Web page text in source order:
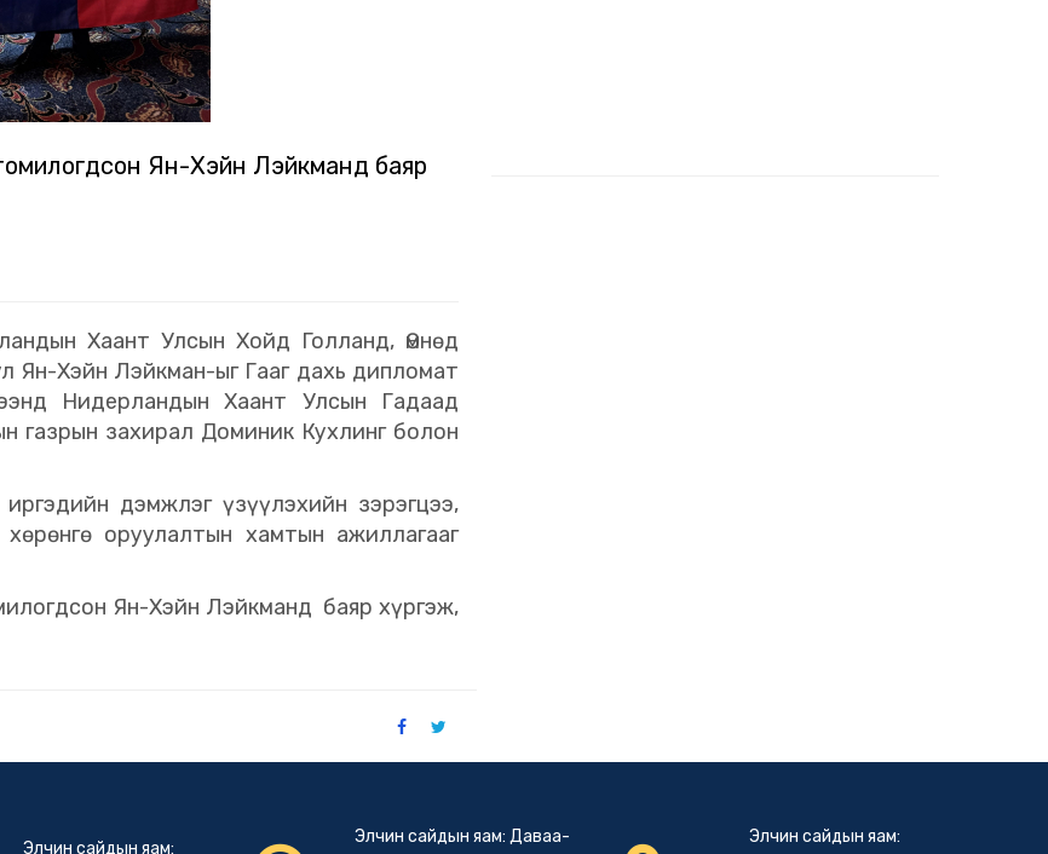
Ян-Хэйн Лэйкманд баяр
Хаант Улсын Хойд Голланд, Өмнөд
Ян-Хэйн Лэйкман-ыг Гааг дахь дипломат
Нидерландын Хаант Улсын Гадаад
газрын захирал Доминик Кухлинг болон
дэмжлэг үзүүлэхийн зэрэгцээ,
оруулалтын хамтын ажиллагааг
Ян-Хэйн Лэйкманд баяр хүргэж,
Элчин сайдын яам:
Элчин сайдын яам: Даваа- Элчин сайдын яам: